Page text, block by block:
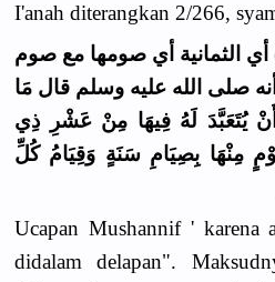
I'anah diterangkan 2/266,
أي الثمانية أي صومها مع صوم
صلى الله عليه وسلم قال مَا
يُتَعَبَّدَ لَهُ فِيهَا مِنْ عَشْرِ ذِي
مِنْهَا بِصِيَامِ سَنَةٍ وَقِيَامُ كُلِّ
Ucapan Mushannif ' karena
didalam delapan".